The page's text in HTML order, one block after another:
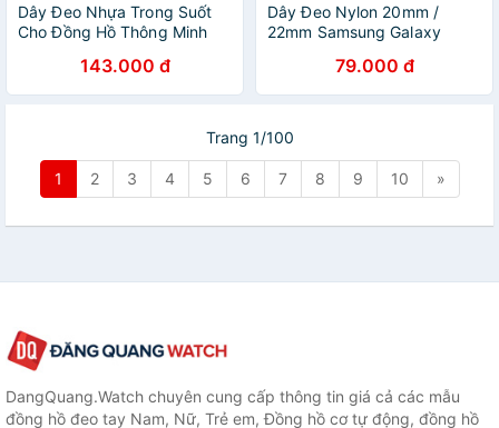
Dây Đeo Nhựa Trong Suốt
Cho Đồng Hồ Thông Minh
Active 2 For Galaxy Watch3
41mm/ Watch 42mm/Gear
143.000 đ
Dây Đeo Nylon 20mm /
22mm Samsung Galaxy
42mm / Active 2 Gear S3 S2
...
79.000 đ
Trang 1/100
1 2 3 4 5 6 7 8 9 10 »
DangQuang.Watch chuyên cung cấp thông tin giá cả các mẫu
đồng hồ đeo tay Nam, Nữ, Trẻ em, Đồng hồ cơ tự động, đồng hồ